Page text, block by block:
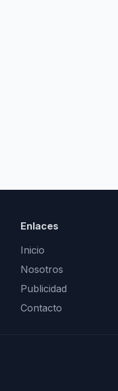
Enlaces
Inicio
Nosotros
Publicidad
Contacto